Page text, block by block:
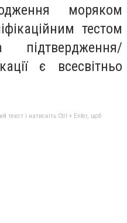
моряком
тестом
є всесвітньо
текст і натисніть Ctrl + Enter, щоб